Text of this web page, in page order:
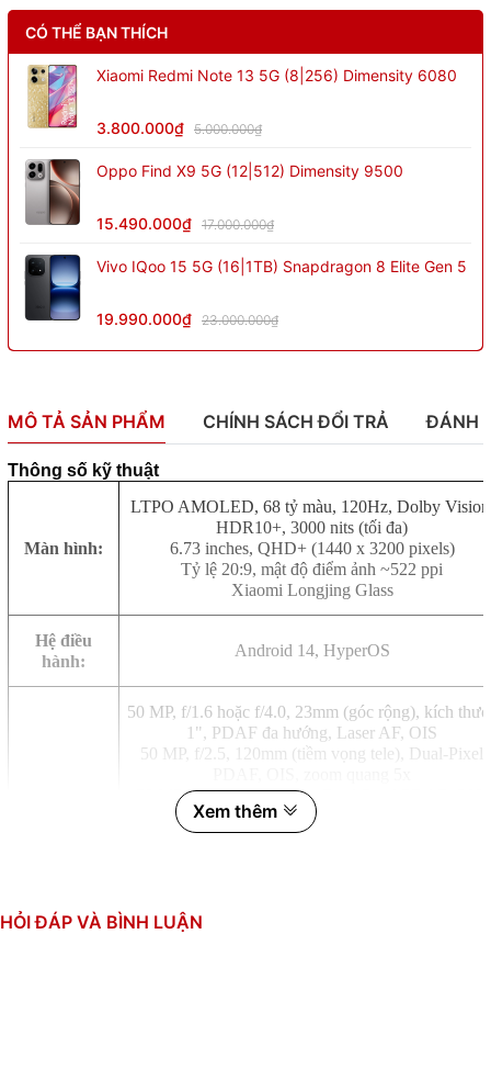
CÓ THỂ BẠN THÍCH
Xiaomi Redmi Note 13 5G (8|256) Dimensity 6080
3.800.000₫ 5.000.000₫
Oppo Find X9 5G (12|512) Dimensity 9500
15.490.000₫ 17.000.000₫
Vivo IQoo 15 5G (16|1TB) Snapdragon 8 Elite Gen 5
19.990.000₫ 23.000.000₫
MÔ TẢ SẢN PHẨM CHÍNH SÁCH ĐỔI TRẢ ĐÁNH
Thông số kỹ thuật
Màn hình:
LTPO AMOLED, 68 tỷ màu, 120Hz, Dolby
HDR10+, 3000 nits (tối đa)
6.73 inches, QHD+ (1440 x 3200 pixels)
Tỷ lệ 20:9, mật độ điểm ảnh ~522 ppi
Xiaomi Longjing Glass
Hệ điều
hành:
Android 14, HyperOS
50 MP, f/1.6 hoặc f/4.0, 23mm (góc rộng), kích
1", PDAF đa hướng, Laser AF, OIS
50 MP, f/2.5, 120mm (tiềm vọng tele), Dual-Pixel
50 MP, f/1.8, 75mm (tele), Dual-Pixel PDAF, OIS,
zoom quang 3.2x
50 MP, f/1.8, 12mm, 122˚ (góc siêu rộng), Dual-
1080p@30/60/120/240/480/960/1920fps, gyro-EIS,
Xem thêm
HỎI ĐÁP VÀ BÌNH LUẬN